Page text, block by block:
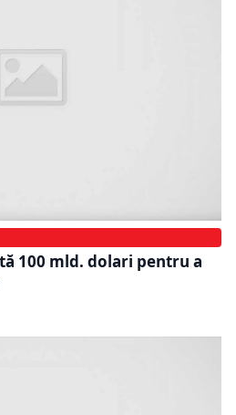
100 mld. dolari pentru a